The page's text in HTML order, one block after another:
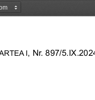
I, Nr. 897/